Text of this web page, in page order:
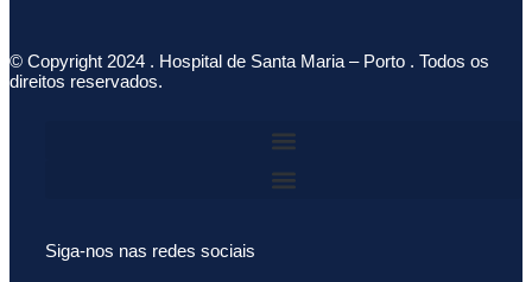
© Copyright 2024 . Hospital de Santa Maria – Porto . Todos os
direitos reservados.
Siga-nos nas redes sociais